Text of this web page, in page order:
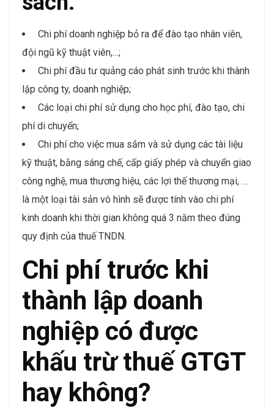
Chi phí doanh nghiệp bỏ ra để đào tạo nhân viên,
đội ngũ kỹ thuật viên,…;
Chi phí đầu tư quảng cáo phát sinh trước khi thành
lập công ty, doanh nghiệp;
Các loại chi phí sử dụng cho học phí, đào tạo, chi
phí di chuyển;
Chi phí cho việc mua sắm và sử dụng các tài liệu
kỹ thuật, bằng sáng chế, cấp giấy phép và chuyển giao
công nghệ, mua thương hiệu, các lợi thế thương mại, …
là một loại tài sản vô hình sẽ được tính vào chi phí
kinh doanh khi thời gian không quá 3 năm theo đúng
quy định của thuế TNDN.
Chi phí trước khi
thành lập doanh
nghiệp có được
khấu trừ thuế GTGT
hay không?